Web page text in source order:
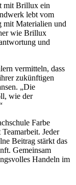
mit Brillux ein
lebt vom
mit Materialien und
wie Brillux
und
vermitteln, dass
zukünftigen
„Die
wie der
Farbe
Jeder
Beitrag stärkt das
Gemeinsam
Handeln im